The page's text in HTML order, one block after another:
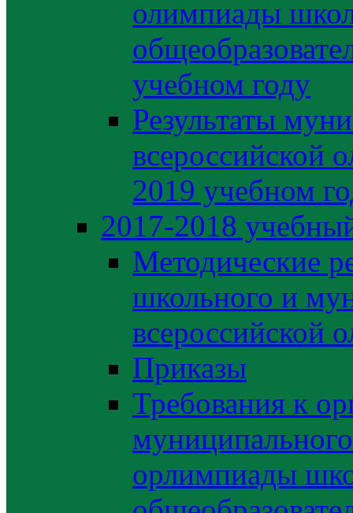
олимпиады
учебном году
Результаты
всероссийской
2019 учебном
2017-2018
Методические
школьного и
всероссийской
Приказы
Требования к
орлимпиады